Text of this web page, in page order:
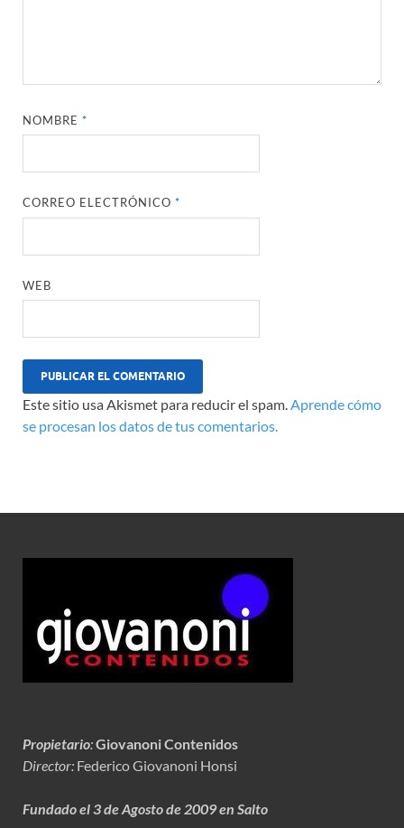
NOMBRE*
CORREO ELECTRÓNICO*
WEB
Este sitio usa Akismet para reducir el spam.Aprende cómo
se procesan los datos de tus comentarios.
Propietario:Giovanoni Contenidos
Director: Federico Giovanoni Honsi
Fundado el 3 de Agosto de 2009 en Salto